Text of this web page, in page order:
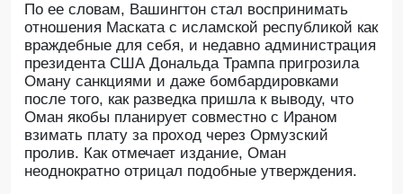
По ее словам, Вашингтон стал воспринимать
отношения Маската с исламской республикой как
враждебные для себя, и недавно администрация
президента США Дональда Трампа пригрозила
Оману санкциями и даже бомбардировками
после того, как разведка пришла к выводу, что
Оман якобы планирует совместно с Ираном
взимать плату за проход через Ормузский
пролив. Как отмечает издание, Оман
неоднократно отрицал подобные утверждения.